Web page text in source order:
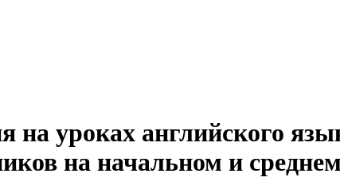
на уроках английского
на начальном и